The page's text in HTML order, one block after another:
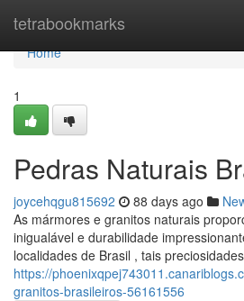
tetrabookmarks
Home
Home
1
Pedras Naturais
joycehqgu815692 88 days ago
As mármores e granitos naturais
inigualável e durabilidade
localidades de Brasil , tais
https://
granitos-brasileiros-56161556